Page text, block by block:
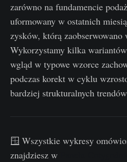
zarówno na fundamencie
uformowany w ostatnich
zysków, którą zaobserwowano
Wykorzystamy kilka
wgląd w typowe wzorce
podczas korekt w cyklu
bardziej strukturalnych
🪟 Wszystkie wykresy
znajdziesz w